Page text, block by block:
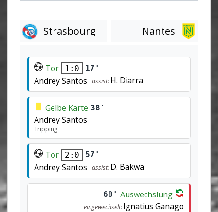
Strasbourg Nantes
Tor 1:0 17'
Andrey Santos assist: H. Diarra
Gelbe Karte 38'
Andrey Santos
Tripping
Tor 2:0 57'
Andrey Santos assist: D. Bakwa
68' Auswechslung
eingewechselt:Ignatius Ganago